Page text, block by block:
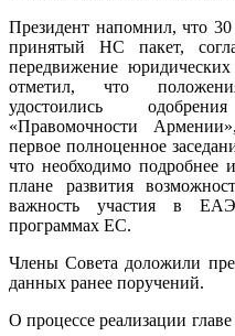
Президент напомнил, что
принятый НС пакет,
передвижение
отметил, что
удостоились
«Правомочности
первое полноценное
что необходимо подробнее
плане развития
важность участия в
программах ЕС.
Члены Совета доложили
данных ранее поручений.
О процессе реализации главе